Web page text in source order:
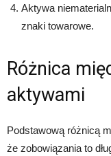
Aktywa
znaki towarowe.
Różnica
aktywami
Podstawową różnicą
że zobowiązania to